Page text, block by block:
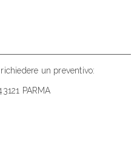
un preventivo:
PARMA